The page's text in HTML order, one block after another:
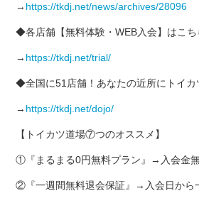
→ https://tkdj.net/news/archives/28096
◆各店舗【無料体験・WEB入会】はこち
→ https://tkdj.net/trial/
◆全国に51店舗！あなたの近所にトイカ
→ https://tkdj.net/dojo/
【トイカツ道場⑦つのオススメ】
①『まるまる0円無料プラン』→入会金無
②『一週間無料退会保証』→入会日から